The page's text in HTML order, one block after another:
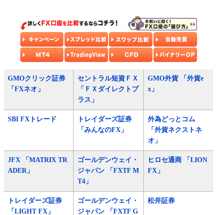
GMOクリック証券
「FXネオ」
セントラル短資ＦＸ
「ＦＸダイレクトプ
ラス」
GMO外貨 「外貨e
x」
SBI FXトレード
トレイダーズ証券
「みんなのFX」
外為どっとコム
「外貨ネクストネ
オ」
JFX 「MATRIX TR
ADER」
ゴールデンウェイ・
ジャパン 「FXTF M
T4」
ヒロセ通商 「LION
FX」
トレイダーズ証券
「LIGHT FX」
ゴールデンウェイ・
ジャパン 「FXTF G
松井証券